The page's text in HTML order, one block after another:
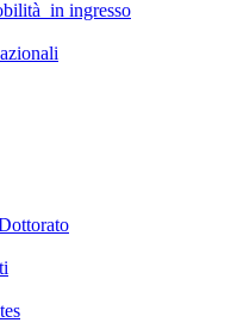
in ingresso